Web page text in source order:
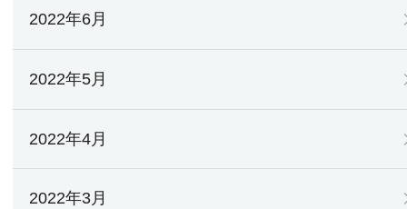
2022年6月
2022年5月
2022年4月
2022年3月